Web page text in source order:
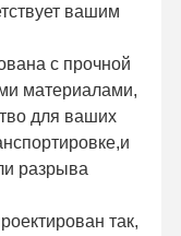
вашим
с прочной
материалами,
для ваших
разрыва
так,